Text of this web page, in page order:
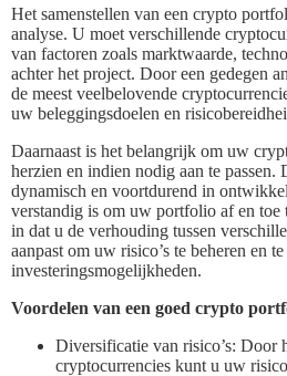
Het samenstellen van een crypto
analyse. U moet verschillende
van factoren zoals marktwaarde,
achter het project. Door een gedegen
de meest veelbelovende
uw beleggingsdoelen en
Daarnaast is het belangrijk om uw
herzien en indien nodig aan te
dynamisch en voortdurend in
verstandig is om uw portfolio af en toe
in dat u de verhouding tussen
aanpast om uw risico’s te beheren en
investeringsmogelijkheden.
Voordelen van een goed crypto
Diversificatie van risico’s: Door
cryptocurrencies kunt u uw